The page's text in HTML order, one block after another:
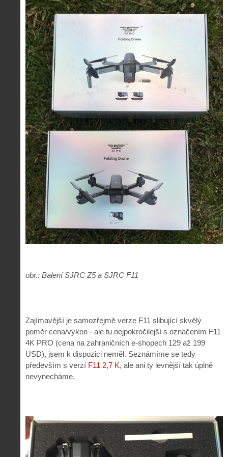
obr.: Balení SJRC Z5 a SJRC F11
Zajímavější je samozřejmě verze F11 slibující skvělý
poměr cena/výkon - ale tu nejpokročilejší s označením F11
4K PRO (cena na zahraničních e-shopech 129 až 199
USD), jsem k dispozici neměl. Seznámíme se tedy
především s verzí F11 2,7 K, ale ani ty levnější tak úplně
nevynecháme.